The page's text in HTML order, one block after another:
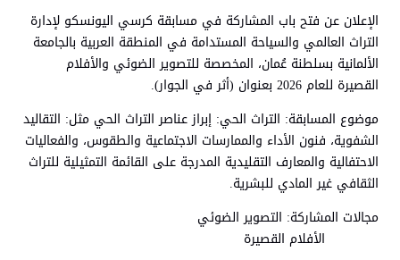
الإعلان عن فتح باب المشاركة في مسابقة كرسي اليونسكو لإدارة
التراث العالمي والسياحة المستدامة في المنطقة العربية بالجامعة
الألمانية بسلطنة عُمان، المخصصة للتصوير الضوئي والأفلام
القصيرة للعام 2026 بعنوان (أثر في الجوار).
موضوع المسابقة: التراث الحي: إبراز عناصر التراث الحي مثل: التقاليد
الشفوية، فنون الأداء والممارسات الاجتماعية والطقوس، والفعاليات
الاحتفالية والمعارف التقليدية المدرجة على القائمة التمثيلية للتراث
الثقافي غير المادي للبشرية.
مجالات المشاركة: التصوير الضوئي
الأفلام القصيرة